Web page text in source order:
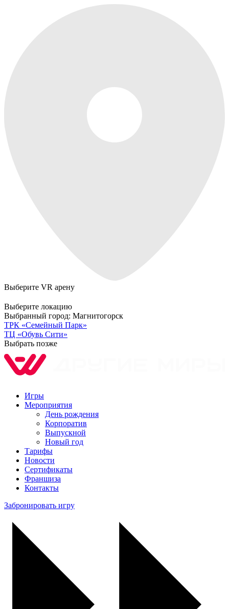
Выберите VR арену
Выберите локацию
Выбранный город: Магнитогорск
ТРК «Семейный Парк»
ТЦ «Обувь Сити»
Выбрать позже
Игры
Мероприятия
День рождения
Корпоратив
Выпускной
Новый год
Тарифы
Новости
Сертификаты
Франшиза
Контакты
Забронировать игру